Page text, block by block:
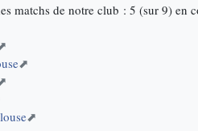
matchs de notre club : 5 (sur 9) en